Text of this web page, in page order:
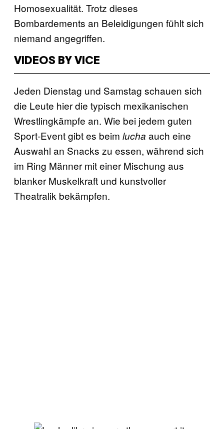
Homosexualität. Trotz dieses
Bombardements an Beleidigungen fühlt sich
niemand angegriffen.
VIDEOS BY VICE
Jeden Dienstag und Samstag schauen sich
die Leute hier die typisch mexikanischen
Wrestlingkämpfe an. Wie bei jedem guten
Sport-Event gibt es beim lucha auch eine
Auswahl an Snacks zu essen, während sich
im Ring Männer mit einer Mischung aus
blanker Muskelkraft und kunstvoller
Theatralik bekämpfen.